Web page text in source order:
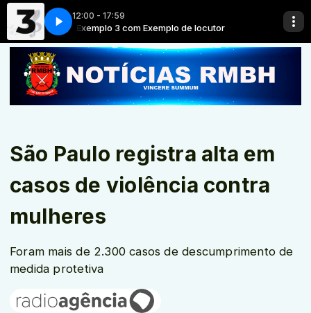
12:00 - 17:59
Exemplo 3 com Exemplo de locutor
São Paulo registra alta em
casos de violência contra
mulheres
Foram mais de 2.300 casos de descumprimento de
medida protetiva